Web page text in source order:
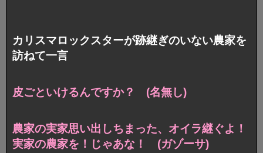
カリスマロックスターが跡継ぎのいない農家を
訪ねて一言
皮ごといけるんですか？ (名無し)
農家の実家思い出しちまった、オイラ継ぐよ！
実家の農家を！じゃあな！ (ガゾーサ)